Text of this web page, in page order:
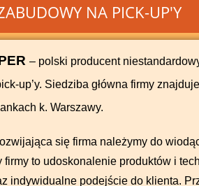
NA PICK-UP'Y
– polski producent
up’y. Siedziba główna firmy
k. Warszawy.
się firma należymy do
firmy to udoskonalenie produktów i
indywidualne podejście do klienta.